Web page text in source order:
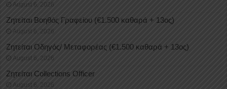
August 6, 2026
Ζητείται Βοηθός Γραφείου (€1.500 καθαρά + 13ος)
August 6, 2026
Ζητείται Οδηγός/ Μεταφορέας (€1.500 καθαρά + 13ος)
August 6, 2026
Ζητείται Collections Officer
August 6, 2026